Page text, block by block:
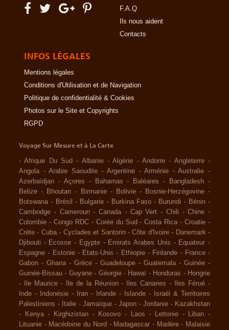
F.A.Q
Ils nous aident
Contacts
INFOS LÉGALES
Mentions légales
Conditions d'Utilisation et de Navigation
Politique de confidentialité & Cookies
Photos sur le Site et Copyrights
RGPD
Voyage Sur Mesure et à La Carte
-Afrique Du Sud - Albanie -Algérie -Andorre - Angleterre -
Angola -Arabie Saoudite -Argentine -Arménie -Australie -
Azerbaïdjan - Açores - Bahamas - Baléares - Bangladesh -
Belize - Bhoutan - Birmanie - Bolivie - Bosnie-Herzégovine -
Botswana - Brésil - Bulgarie - Burkina Faso - Burundi - Bénin -
Cambodge - Cameroun - Canada - Cap Vert - Chili -Chine -
Colombie - Congo RDC - Corée du Sud -Costa Rica -Croatie -
Crète - Cuba - Cyclades et Santorin -Côte d'Ivoire - Danemark -
Djibouti - Ecosse - Egypte - Emirats Arabes Unis - Equateur -
Espagne - Estonie - Etats-Unis - Ethiopie - Finlande - France -
Gabon - Ghana - Grèce - Guadeloupe - Guatemala - Guinée -
Guinée-Bissau - Guyane - Géorgie - Hawaï - Honduras - Hongrie
-
Ile Maurice - Ile de la Réunion - Iles Canaries - Iles Féroé -
Inde - Indonésie - Iran - Irlande - Islande -
Israël & Territoires
Palestiniens - Italie - Jamaïque - Japon - Jordanie - Kazakhstan
-
Kenya - Kirghizistan - Kosovo - Laos - Lettonie - Liban -
Lituanie - Macédoine du Nord - Madagascar - Madère - Malaisie